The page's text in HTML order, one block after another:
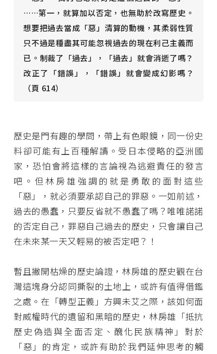
……第一，就算加以否定，也無助於改寫歷史。
想要把過去當成「惡」清算的動機，其柔弱性質
只不過是種盡其可能忽視過去的現在利己主義而
已。制裁了「過去」，「過去」就會消逝了嗎？
改正了「錯誤」，「錯誤」就會變成幻影嗎？
（頁 614）
歷史是門有趣的學問，帶上有色眼鏡，同一份史
料卻可能有上百種解讀。受日本侵略的亞洲國
家，恐怕會將這樣的言論視為逃避責任的發言
吧。但林房雄強調的就是勇敢的面對這些
「惡」，就必須要承認自己的罪惡。一如前述，
過去的愚蠢，只要反省就不愚蠢了嗎？唯唯諾諾
的否定自己，罪惡自己過去的歷史，只會讓自己
在未來某一天又輕易的被否定吧？！
暫且撇開枯燥的歷史論證，林房雄的歷史觀在台
灣這塊身分認同撕裂的土地上，或許有值得借鑑
之處。在「轉型正義」方興未艾之際，該如何面
對威權時代的遺留和黑暗的歷史，林房雄「抵抗
歷史偽造與全面否定、醜化民族精神」對於
「惡」的肯定，或許有助於我們延伸思考的觸